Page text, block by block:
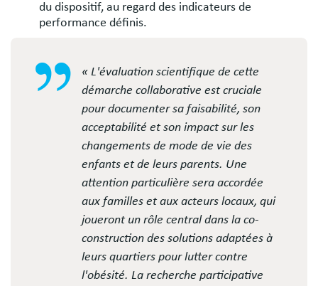
du dispositif, au regard des indicateurs de
performance définis.
« L'évaluation scientifique de cette
démarche collaborative est cruciale
pour documenter sa faisabilité, son
acceptabilité et son impact sur les
changements de mode de vie des
enfants et de leurs parents. Une
attention particulière sera accordée
aux familles et aux acteurs locaux, qui
joueront un rôle central dans la co-
construction des solutions adaptées à
leurs quartiers pour lutter contre
l'obésité. La recherche participative